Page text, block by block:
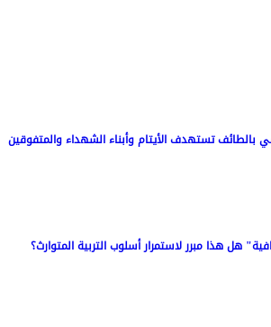
بالطائف تستهدف الأيتام وأبناء الشهداء والمتفوقين
هل هذا مبرر لاستمرار أسلوب التربية المتوارث؟